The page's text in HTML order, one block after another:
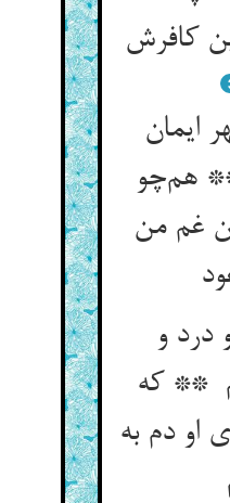
ایمان
هم‌چو
غم من
درد و
** که
او دم به